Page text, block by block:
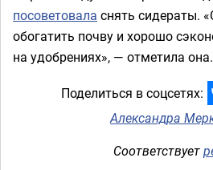
посоветовала снять сидераты.
обогатить почву и хорошо
на удобрениях», — отметила она.
Поделиться в соцсетях:
Александра
Соответствует